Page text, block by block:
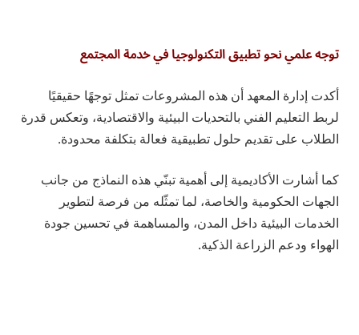
توجه علمي نحو تطبيق التكنولوجيا في خدمة المجتمع
أكدت إدارة المعهد أن هذه المشروعات تمثل توجهًا حقيقيًا
لربط التعليم الفني بالتحديات البيئية والاقتصادية، وتعكس قدرة
الطلاب على تقديم حلول تطبيقية فعالة بتكلفة محدودة.
كما أشارت الأكاديمية إلى أهمية تبنّي هذه النماذج من جانب
الجهات الحكومية والخاصة، لما تمثّله من فرصة لتطوير
الخدمات البيئية داخل المدن، والمساهمة في تحسين جودة
الهواء ودعم الزراعة الذكية.